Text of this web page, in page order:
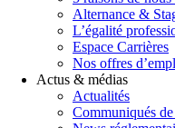
Alternance &
L’égalité
Espace Carrières
Nos offres
Actus & médias
Actualités
Communiqués de